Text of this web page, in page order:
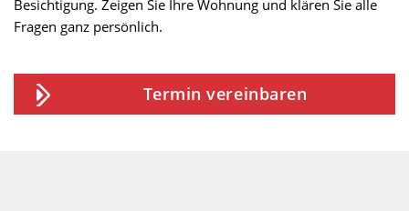
Besichtigung. Zeigen Sie Ihre Wohnung und klären Sie alle
Fragen ganz persönlich.
Termin vereinbaren